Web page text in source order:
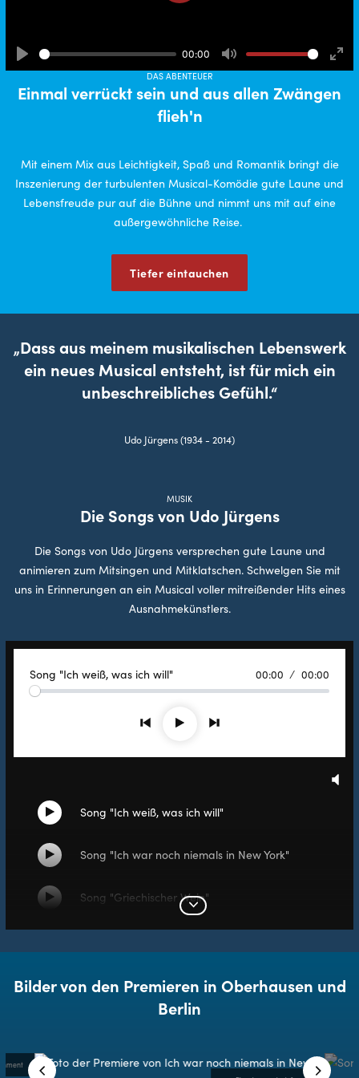
DAS ABENTEUER
Einmal verrückt sein und aus allen Zwängen
flieh'n
Mit einem Mix aus Leichtigkeit, Spaß und Romantik bringt die
Inszenierung der turbulenten Musical-Komödie gute Laune und
Lebensfreude pur auf die Bühne und nimmt uns mit auf eine
außergewöhnliche Reise.
Tiefer eintauchen
Play
00:00
Mute
„Dass aus meinem musikalischen Lebenswerk
ein neues Musical entsteht, ist für mich ein
unbeschreibliches Gefühl.“
Udo Jürgens (1934 - 2014)
MUSIK
Die Songs von Udo Jürgens
Die Songs von Udo Jürgens versprechen gute Laune und
animieren zum Mitsingen und Mitklatschen. Schwelgen Sie mit
uns in Erinnerungen an ein Musical voller mitreißender Hits eines
Ausnahmekünstlers.
Song "Ich weiß, was ich will" 00:00 00:00
Zurück Weiter
Switch song
Song "Ich weiß, was ich will"
Switch song
Song "Ich war noch niemals in New York"
Switch songSong "Griechischer Wein"
Switch song
Song "Ein ehrenwertes Haus"
Expand list
Bilder von den Premieren in Oberhausen und
Berlin